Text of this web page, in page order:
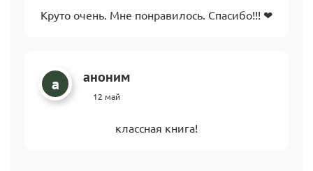
Круто очень. Мне понравилось. Спасибо!!! ❤
а аноним
12 май
классная книга!